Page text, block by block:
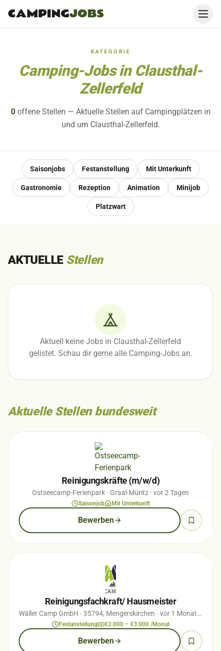
CAMPINGJOBS
KATEGORIE
Camping-Jobs in Clausthal-
Zellerfeld
0offene Stellen — Aktuelle Stellen auf Campingplätzen in
und um Clausthal-Zellerfeld.
Saisonjobs Festanstellung Mit Unterkunft
Gastronomie Rezeption Animation Minijob
Platzwart
AKTUELLE Stellen
Aktuell keine Jobs in Clausthal-Zellerfeld
gelistet. Schau dir gerne alle Camping-Jobs an.
Aktuelle Stellen bundesweit
Reinigungskräfte (m/w/d)
Ostseecamp-Ferienpark · Graal-Müritz · vor 2 Tagen
Saisonjob Mit Unterkunft
Bewerben
Reinigungsfachkraft/ Hausmeister
Wäller Camp GmbH · 35794, Mengerskirchen · vor 1 Monaten
Festanstellung €2.000 – €3.000 /Monat
Bewerben